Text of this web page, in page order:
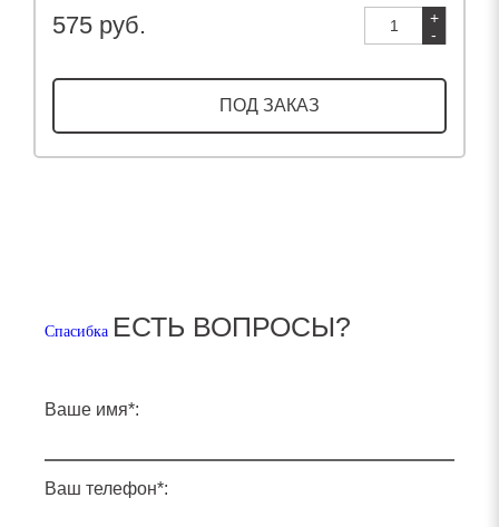
575 руб. -
+
ПОД ЗАКАЗ
Спасибка ЕСТЬ ВОПРОСЫ?
Ваше имя*:
Ваш телефон*: